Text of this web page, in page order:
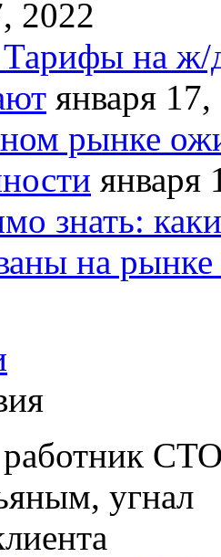
2022
на ж/
января
рынке
января
знать:
на